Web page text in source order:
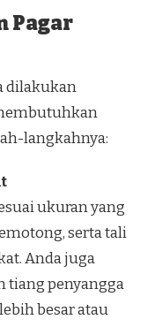
Pagar
dilakukan
langkahnya:
ukuran yang
serta tali
Anda juga
tiang penyangga
besar atau